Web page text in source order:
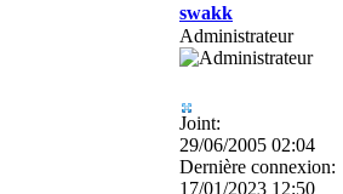
swakk
Administrateur
Joint:
29/06/2005 02:04
Dernière connexion:
17/01/2023 12:50